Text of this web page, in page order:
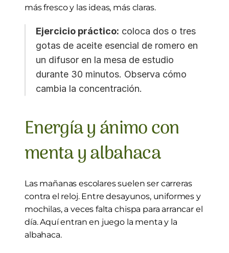
más fresco y las ideas, más claras.
Ejercicio práctico: coloca dos o tres
gotas de aceite esencial de romero en
un difusor en la mesa de estudio
durante 30 minutos. Observa cómo
cambia la concentración.
Energía y ánimo con
menta y albahaca
Las mañanas escolares suelen ser carreras
contra el reloj. Entre desayunos, uniformes y
mochilas, a veces falta chispa para arrancar el
día. Aquí entran en juego la menta y la
albahaca.